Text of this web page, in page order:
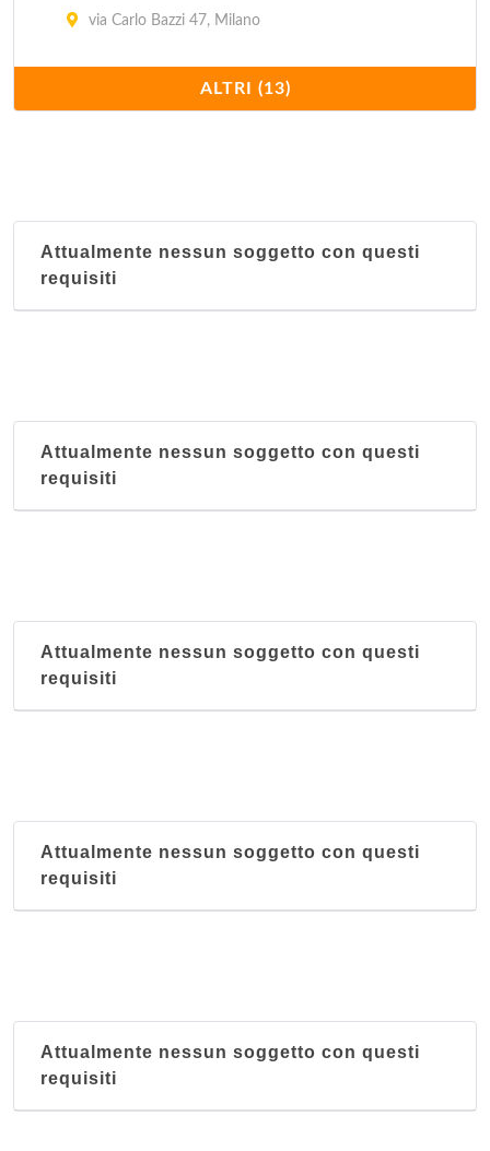
via Carlo Bazzi 47, Milano
corso Sempione 12, Milano
Kilimangiaro
Mar Rosso
via Marco Aurelio 8, Milano
ALTRI (13)
Attualmente nessun soggetto con questi
requisiti
Attualmente nessun soggetto con questi
requisiti
Attualmente nessun soggetto con questi
requisiti
Attualmente nessun soggetto con questi
requisiti
Attualmente nessun soggetto con questi
requisiti